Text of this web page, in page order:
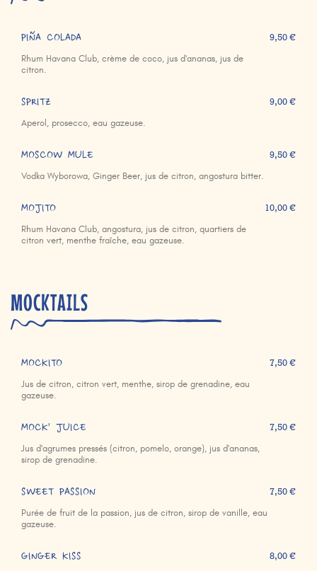
PIÑA COLADA
Rhum Havana Club, crème de coco, jus d'ananas, jus de
citron.
9,50 €
SPRITZ
Aperol, prosecco, eau gazeuse.
9,00 €
MOSCOW MULE
Vodka Wyborowa, Ginger Beer, jus de citron, angostura bitter.
9,50 €
MOJITO
Rhum Havana Club, angostura, jus de citron, quartiers de
citron vert, menthe fraîche, eau gazeuse.
10,00 €
MOCKTAILS
MOCKITO
Jus de citron, citron vert, menthe, sirop de grenadine, eau
gazeuse.
7,50 €
MOCK' JUICE
Jus d'agrumes pressés (citron, pomelo, orange), jus d'ananas,
sirop de grenadine.
7,50 €
SWEET PASSION
Purée de fruit de la passion, jus de citron, sirop de vanille, eau
gazeuse.
7,50 €
GINGER KISS 8,00 €